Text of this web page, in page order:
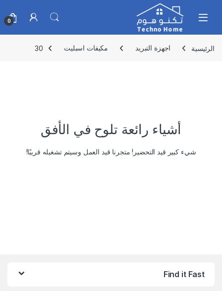
Skip to navigation
Skip to content
0
الرئيسية اجهزة التبريد مكيفات اسبليت 30
أشياء رائعة تلوح في الأفق
شيء كبير قيد التحضير! متجرنا قيد العمل وسيتم تشغيله قريبًا!
Find it Fast